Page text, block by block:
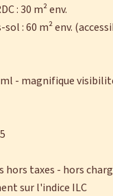
: 30 m² env.
sol : 60 m² env.
ml - magnifique
hors taxes - hors
sur l'indice ILC